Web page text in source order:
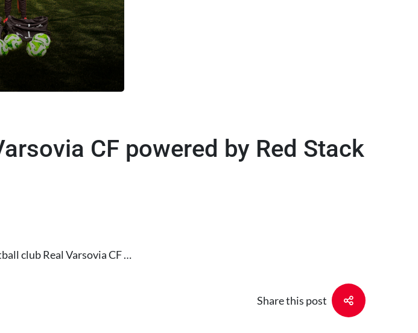
CF powered by Red Stack
club Real Varsovia CF …
Share this post